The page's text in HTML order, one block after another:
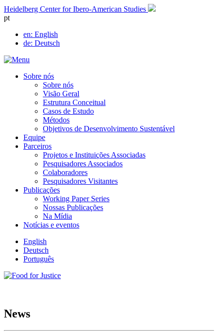
Skip
to
Heidelberg Center for Ibero-American Studies
pt
en: English
de: Deutsch
Sobre nós
Sobre nós
Visão Geral
Estrutura Conceitual
Casos de Estudo
Métodos
Objetivos de Desenvolvimento Sustentável
Equipe
Parceiros
Projetos e Instituições Associadas
Pesquisadores Associados
Colaboradores
Pesquisadores Visitantes
Publicações
Working Paper Series
Nossas Publicações
Na Mídia
Notícias e eventos
English
Deutsch
Português
News